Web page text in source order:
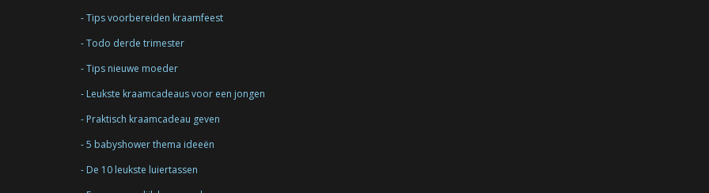
Tips voorbereiden kraamfeest
Todo derde trimester
Tips nieuwe moeder
Leukste kraamcadeaus voor een jongen
Praktisch kraamcadeau geven
5 babyshower thema ideeën
De 10 leukste luiertassen